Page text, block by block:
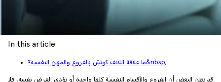
In this article
ما علاقة اللايف كوتش بالفروع والمهن النفسية؟&nbsp;
قد يظن البعض أن الفروع والأقسام النفسية كلها واحدة أو تؤدي الغرض نفسه، فلا